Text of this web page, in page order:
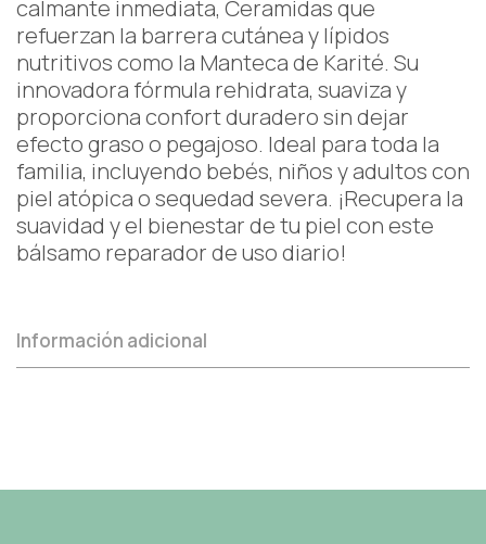
calmante inmediata, Ceramidas que
refuerzan la barrera cutánea y lípidos
nutritivos como la Manteca de Karité. Su
innovadora fórmula rehidrata, suaviza y
proporciona confort duradero sin dejar
efecto graso o pegajoso. Ideal para toda la
familia, incluyendo bebés, niños y adultos con
piel atópica o sequedad severa. ¡Recupera la
suavidad y el bienestar de tu piel con este
bálsamo reparador de uso diario!
Información adicional